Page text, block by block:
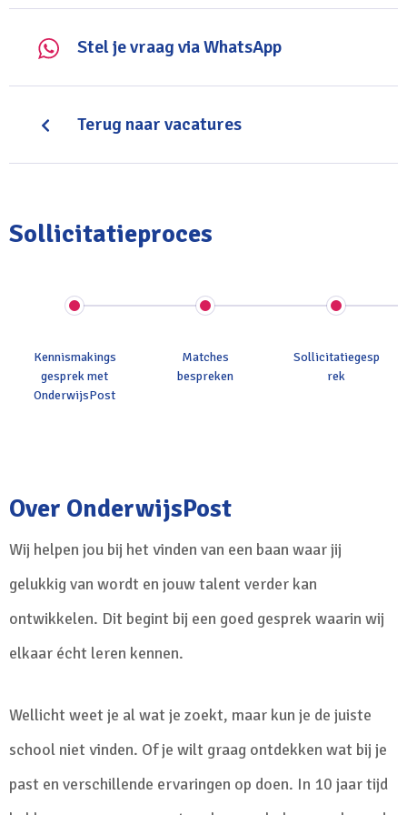
een actieve en gezonde schoolomgeving.
Stel je vraag via WhatsApp
Terug naar vacatures
Sollicitatieproces
Kennismakings
gesprek met
OnderwijsPost
Matches
bespreken
Sollicitatiegesp
rek
Over OnderwijsPost
Wij helpen jou bij het vinden van een baan waar jij
gelukkig van wordt en jouw talent verder kan
ontwikkelen. Dit begint bij een goed gesprek waarin wij
elkaar écht leren kennen.
Wellicht weet je al wat je zoekt, maar kun je de juiste
school niet vinden. Of je wilt graag ontdekken wat bij je
past en verschillende ervaringen op doen. In 10 jaar tijd